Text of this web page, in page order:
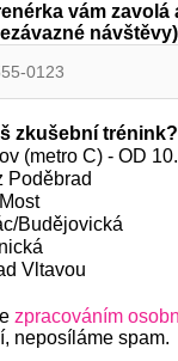
vám zavolá
zkušební
(metro C) - OD
Poděbrad
Budějovická
Vltavou
zpracováním
neposíláme spam.